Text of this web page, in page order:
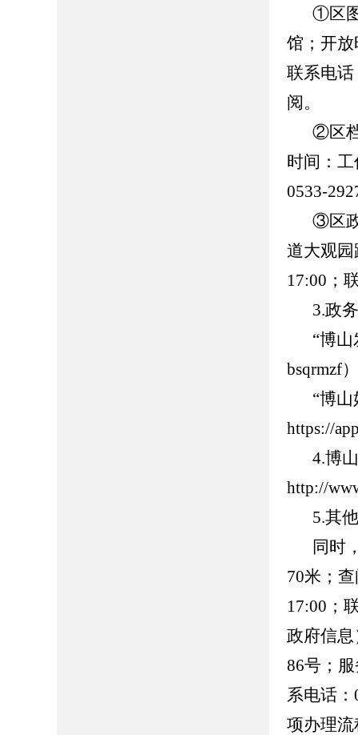
①区
馆；开
联系电话
阅。
②区
时间：
0533-
③区
道大观
17:00；
3.政
“博
bsqrmzf
“博
https://
4.博
http://
5.其
同时
70米；
17:00；
政府信
86号；
系电话
项办理